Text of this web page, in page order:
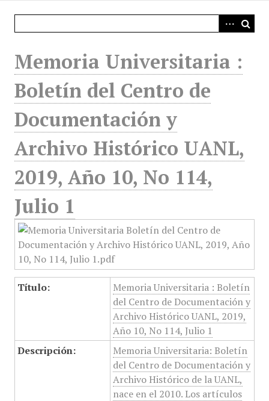
Memoria Universitaria :
Boletín del Centro de
Documentación y
Archivo Histórico UANL,
2019, Año 10, No 114,
Julio 1
Título:
Memoria Universitaria : Boletín
del Centro de Documentación y
Archivo Histórico UANL, 2019,
Año 10, No 114, Julio 1
Descripción:
Memoria Universitaria: Boletín
del Centro de Documentación y
Archivo Histórico de la UANL,
nace en el 2010. Los artículos